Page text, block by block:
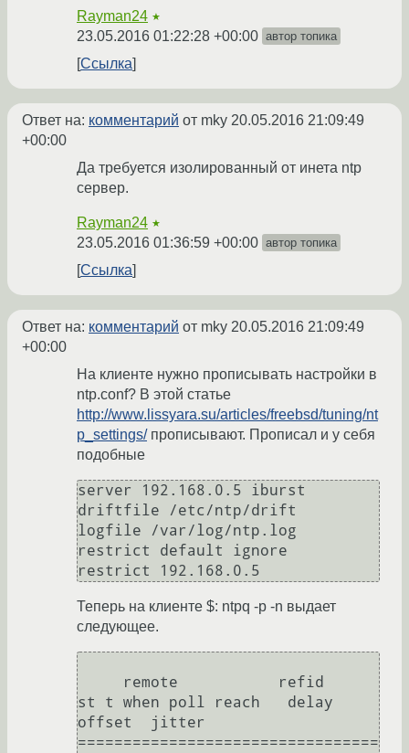
Rayman24 ★
23.05.2016 01:22:28 +00:00 автор топика
Ссылка
Ответ на: комментарий от mky 20.05.2016 21:09:49
+00:00
Да требуется изолированный от инета ntp
сервер.
Rayman24 ★
23.05.2016 01:36:59 +00:00 автор топика
Ссылка
Ответ на: комментарий от mky 20.05.2016 21:09:49
+00:00
На клиенте нужно прописывать настройки в
ntp.conf? В этой статье
http://www.lissyara.su/articles/freebsd/tuning/nt
p_settings/прописывают. Прописал и у себя
подобные
server 192.168.0.5 iburst
driftfile /etc/ntp/drift
logfile /var/log/ntp.log
restrict default ignore
Теперь на клиенте $: ntpq -p -n выдает
следующее.
st t when poll reach   delay
offset  jitter
=================================